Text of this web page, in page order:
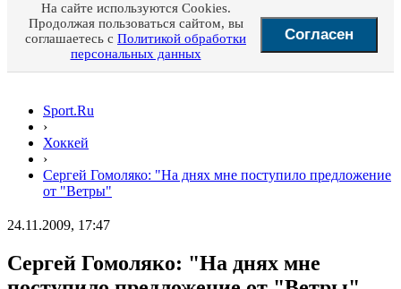
На сайте используются Cookies.
Продолжая пользоваться сайтом, вы
соглашаетесь с Политикой обработки
персональных данных
Согласен
Sport.Ru
›
Хоккей
›
Сергей Гомоляко: "На днях мне поступило предложение
от "Ветры"
24.11.2009, 17:47
Сергей Гомоляко: "На днях мне